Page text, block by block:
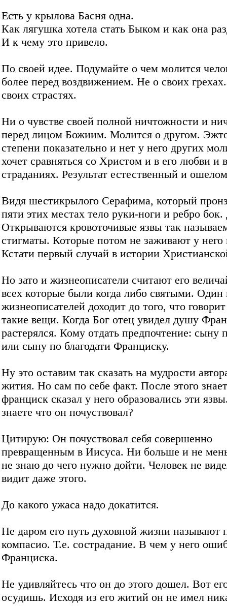
Есть у крылова Басня одна.
Как лягушка хотела стать Быком и как она
И к чему это привело.
По своей идее. Подумайте о чем молится
более перед воздвижением. Не о своих
своих страстях.
Ни о чувстве своей полной ничтожности и
перед лицом Божиим. Молится о другом.
степени показательно и нет у него других
хочет сравняться со Христом и в его любви и
страданиях. Результат естественный и
Видя шестикрылого Серафима, который
пяти этих местах тело руки-ноги и ребро
Открываются кровоточивые язвы так
стигматы. Которые потом не заживают у
Кстати первый случай в истории
Но зато и жизнеописатели считают его
всех которые были когда либо святыми. Один
жизнеописателей доходит до того, что
такие вещи. Когда Бог отец увидел душу
растерялся. Кому отдать предпочтение: сыну
или сыну по благодати Франциску.
Ну это оставим так сказать на мудрости
жития. Но сам по себе факт. После этого
франциск сказал у него образовались эти
знаете что он почуствовал?
Цитирую: Он почуствовал себя совершенно
превращенным в Иисуса. Ни больше и не
не знаю до чего нужно дойти. Человек не
видит даже этого.
До какого ужаса надо докатится.
Не даром его путь духовной жизни называют
компасио. Т.е. сострадание. В чем у него
Франциска.
Не удивляйтесь что он до этого дошел. Вот
осудишь. Исходя из его житий он не имел